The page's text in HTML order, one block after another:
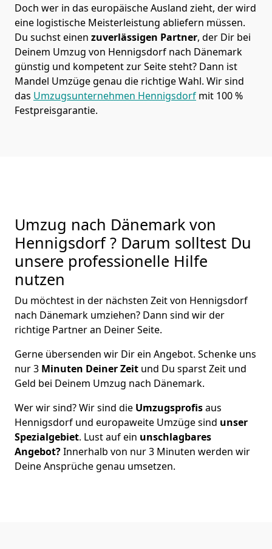
Doch wer in das europäische Ausland zieht, der wird
eine logistische Meisterleistung abliefern müssen.
Du suchst einen zuverlässigen Partner, der Dir bei
Deinem Umzug von Hennigsdorf nach Dänemark
günstig und kompetent zur Seite steht? Dann ist
Mandel Umzügegenau die richtige Wahl. Wir sind
das Umzugsunternehmen Hennigsdorf mit 100 %
Festpreisgarantie.
Umzug nach Dänemark von
Hennigsdorf ? Darum solltest Du
unsere professionelle Hilfe
nutzen
Du möchtest in der nächsten Zeit von Hennigsdorf
nach Dänemark umziehen? Dann sind wir der
richtige Partner an Deiner Seite.
Gerne übersenden wir Dir ein Angebot. Schenke uns
nur3 Minuten Deiner Zeit und Du sparst Zeit und
Geld bei Deinem Umzug nach Dänemark.
Wer wir sind? Wir sind die Umzugsprofisaus
Hennigsdorf und europaweite Umzüge sind unser
Spezialgebiet. Lust auf ein unschlagbares
Angebot?Innerhalb von nur3 Minuten werden wir
Deine Ansprüche genau umsetzen.